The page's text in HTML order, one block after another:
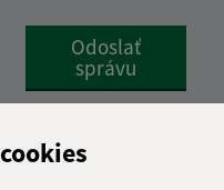
Google reCaptcha Response
Odoslať
správu